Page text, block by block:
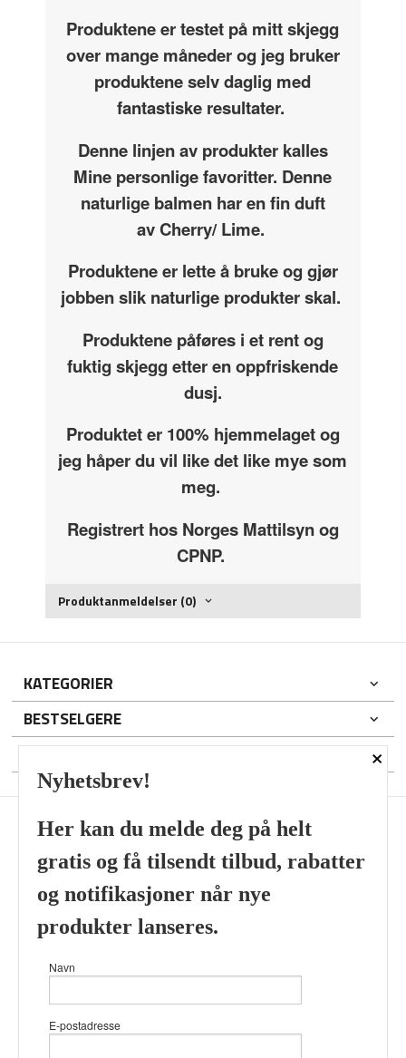
Produktene er testet på mitt skjegg
over mange måneder og jeg bruker
produktene selv daglig med
fantastiske resultater.
Denne linjen av produkter kalles
Mine personlige favoritter. Denne
naturlige balmen har en fin duft
av Cherry/ Lime.
Produktene er lette å bruke og gjør
jobben slik naturlige produkter skal.
Produktene påføres i et rent og
fuktig skjegg etter en oppfriskende
dusj.
Produktet er 100% hjemmelaget og
jeg håper du vil like det like mye som
meg.
Registrert hos Norges Mattilsyn og
CPNP.
Produktanmeldelser (0)
KATEGORIER
BESTSELGERE
DIN KONTO
Frakt Kjøpsbetingelser
Sikkerhet og personvern
Nyhetsbrev
Viking’s Perfume House & Beard Co Fløenbakken 43 A 5009
Bergen Tlf.41696407- Foretaksregisteret 933905799
du får en bedre kjøpsopplevelse og
×
Nyhetsbrev!
Her kan du melde deg på helt
gratis og få tilsendt tilbud, rabatter
og notifikasjoner når nye
produkter lanseres.
Navn
E-postadresse